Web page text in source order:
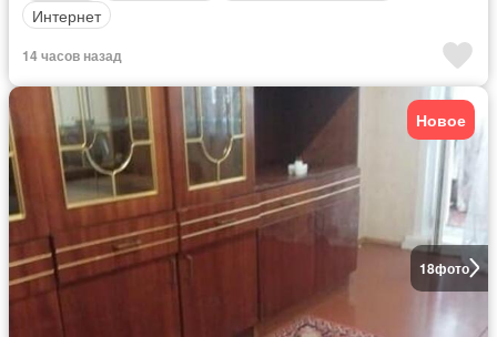
Интернет
14 часов назад
18фото
Новое